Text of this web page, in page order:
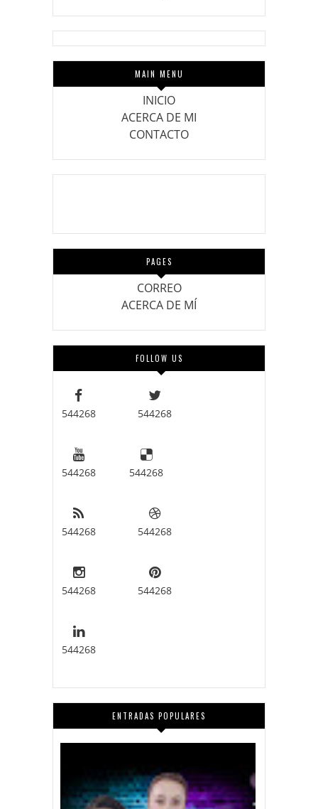
MAIN MENU
INICIO
ACERCA DE MI
CONTACTO
PAGES
CORREO
ACERCA DE MÍ
FOLLOW US
544268 544268
544268 544268
544268 544268
544268 544268
544268
ENTRADAS POPULARES